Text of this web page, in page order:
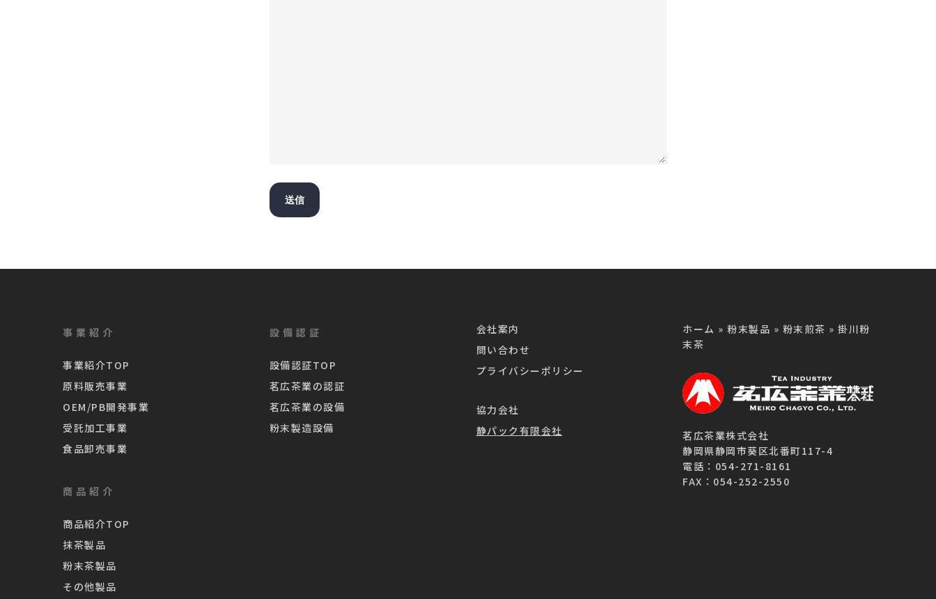
事業紹介
事業紹介TOP
原料販売事業
OEM/PB開発事業
受託加工事業
食品卸売事業
商品紹介
商品紹介TOP
抹茶製品
粉末茶製品
その他製品
設備認証
設備認証TOP
茗広茶業の認証
茗広茶業の設備
粉末製造設備
会社案内
問い合わせ
プライバシーポリシー
協力会社
静パック有限会社
ホーム » 粉末製品 » 粉末煎茶 » 掛川粉
末茶
茗広茶業株式会社
静岡県静岡市葵区北番町117-4
電話：054-271-8161
FAX：054-252-2550